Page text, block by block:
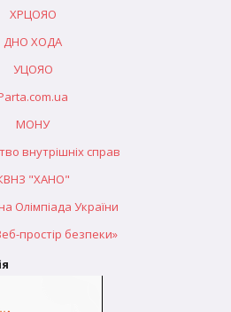
ХРЦОЯО
ДНО ХОДА
УЦОЯО
МОНУ
внутрішніх справ
"ХАНО"
Олімпіада України
простір безпеки»